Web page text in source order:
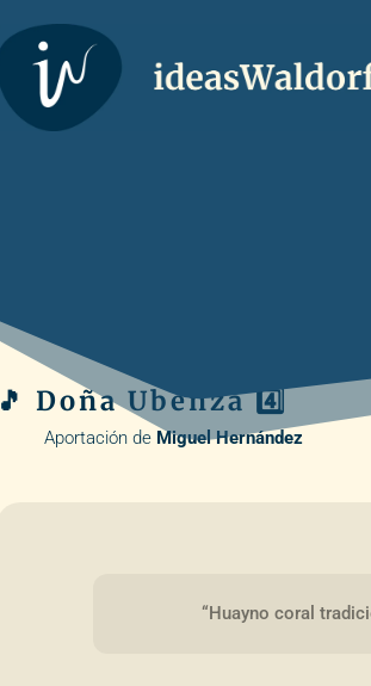
🎵 Doña Ubenza 4️⃣
Aportación de Miguel Hernández
“Huayno coral